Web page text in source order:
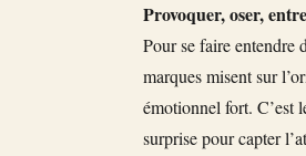
Provoquer, oser,
Pour se faire entendre
marques misent sur
émotionnel fort. C’est
surprise pour capter